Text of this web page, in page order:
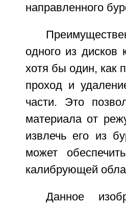
направленного
одного из
хотя бы один, как
проход и
части. Это
материала от
извлечь его из
может
калибрующей
Данное